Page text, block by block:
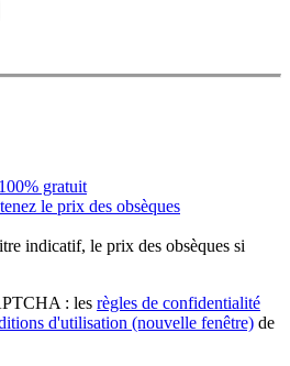
gratuit
le prix des obsèques
indicatif, le prix des obsèques si
: les règles de confidentialité
d'utilisation (nouvelle fenêtre) de